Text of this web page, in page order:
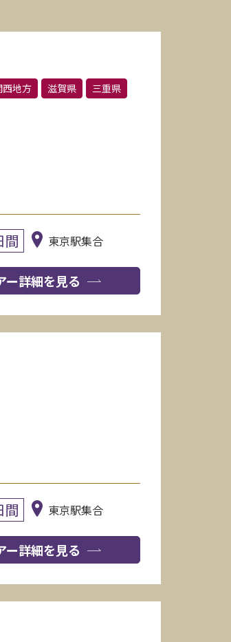
西地方 滋賀県 三重県
間 東京駅集合
ー詳細を見る
間 東京駅集合
ー詳細を見る